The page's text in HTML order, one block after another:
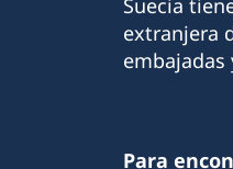
Suecia
extranjera
embajadas
Para